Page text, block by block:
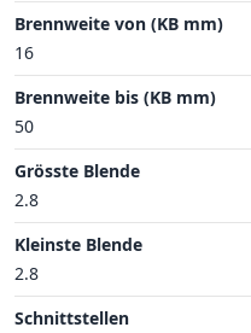
Brennweite von (KB mm)
16
Brennweite bis (KB mm)
50
Grösste Blende
2.8
Kleinste Blende
2.8
Schnittstellen